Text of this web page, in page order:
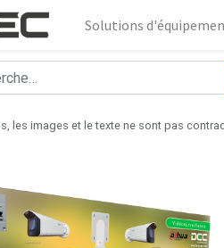
Solutions
les images et le texte ne sont pas